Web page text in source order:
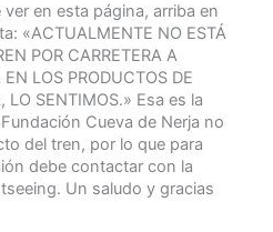
en esta página, arriba en
«ACTUALMENTE NO ESTÁ
POR CARRETERA A
LOS PRODUCTOS DE
LO SENTIMOS.» Esa es la
Cueva de Nerja no
del tren, por lo que para
debe contactar con la
Un saludo y gracias